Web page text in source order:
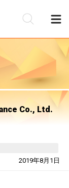
Co., Ltd.
2019年8月1日